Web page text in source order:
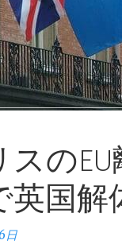
スの
英国解
日